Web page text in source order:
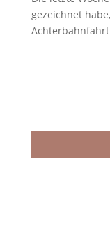
gezeichnet